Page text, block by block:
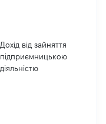
Дохід від зайняття
підприємницькою
діяльністю